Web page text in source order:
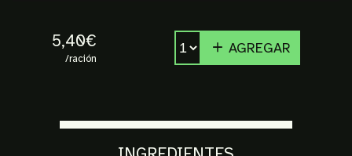
5,40€
/ración
AGREGAR